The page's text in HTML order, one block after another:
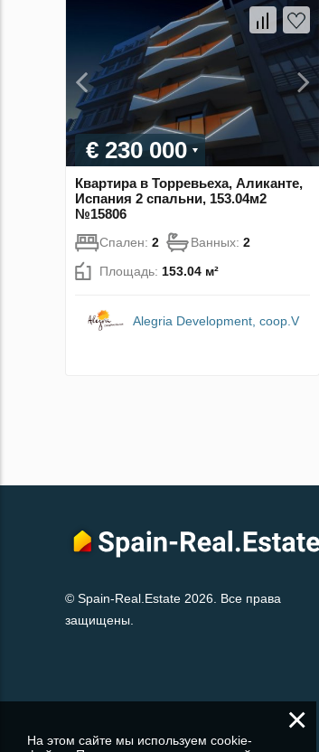
€ 230 000
Квартира в Торревьеха, Аликанте,
Испания 2 спальни, 153.04м2
№15806
Спален: 2 Ванных: 2
Площадь: 153.04 м²
Alegria Development, coop.V
© Spain-Real.Estate 2026. Все права
защищены.
×
На этом сайте мы используем cookie-